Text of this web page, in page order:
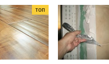
топ